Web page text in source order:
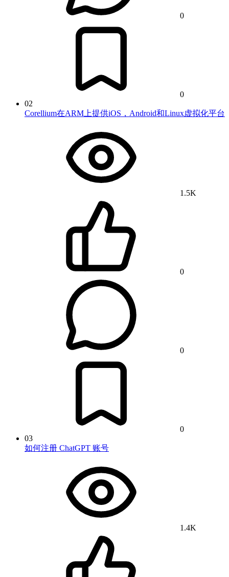
0
0
02
Corellium在ARM上提供iOS，Android和Linux虚拟化平台
1.5K
0
0
0
03
如何注册 ChatGPT 账号
1.4K